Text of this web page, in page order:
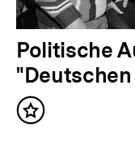
l
t
:
N
ä
c
h
Politische
Inhalt